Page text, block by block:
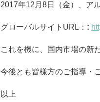
2017年12月8日（金）、ア
グローバルサイトURL： :
これを機に、国内市場の新
今後とも皆様方のご指導・
以上